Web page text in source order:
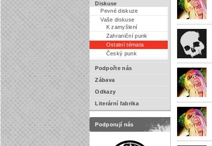
Diskuse
Pevné diskuze
Vaše diskuse
K zamyšlení
Zahraniční punk
Ostatní témata
Český punk
Podpořte nás
Zábava
Odkazy
Literární fabrika
Podporují nás